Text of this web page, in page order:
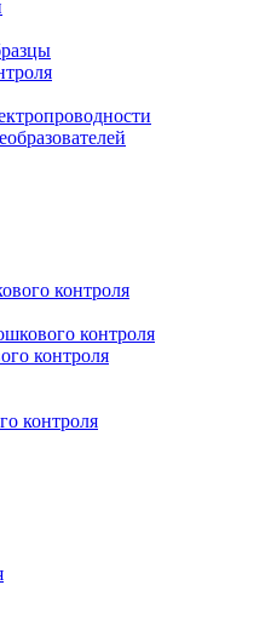
контроля
контроля
контроля
контроля